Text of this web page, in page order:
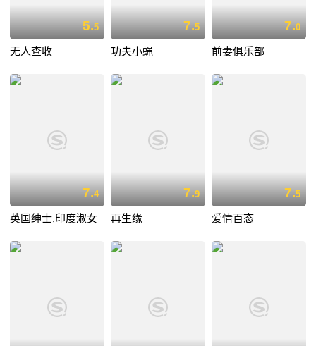
5.5
无人查收
7.5
功夫小蝇
7.0
前妻俱乐部
7.4
英国绅士,印度淑女
7.9
再生缘
7.5
爱情百态